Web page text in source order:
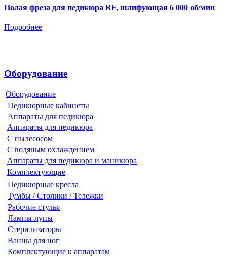
Полая фреза для педикюра RF, шлифующая 6 000 об/мин
Подробнее
Оборудование
Оборудование
Педикюрные кабинеты
Аппараты для педикюра
Аппараты для педикюра
С пылесосом
С водяным охлаждением
Аппараты для педикюра и маникюра
Комплектующие
Педикюрные кресла
Тумбы / Столики / Тележки
Рабочие стулья
Лампы-лупы
Стерилизаторы
Ванны для ног
Комплектующие к аппаратам